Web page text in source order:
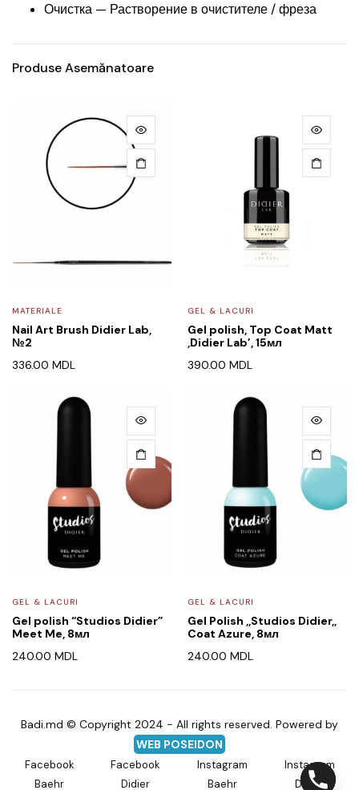
Очистка — Растворение в очистителе / фреза
Produse Asemănatoare
MATERIALE
Nail Art Brush Didier Lab,
№2
336.00 MDL
GEL & LACURI
Gel polish, Top Coat Matt
,Didier Lab’, 15мл
390.00 MDL
GEL & LACURI
Gel polish “Studios Didier”
Meet Me, 8мл
240.00 MDL
GEL & LACURI
Gel Polish ,,Studios Didier,,
Coat Azure, 8мл
240.00 MDL
Badi.md © Copyright 2024 - All rights reserved. Powered by
WEB POSEIDON
Facebook
Baehr
Facebook
Didier
Instagram
Baehr
Instagram
Didier